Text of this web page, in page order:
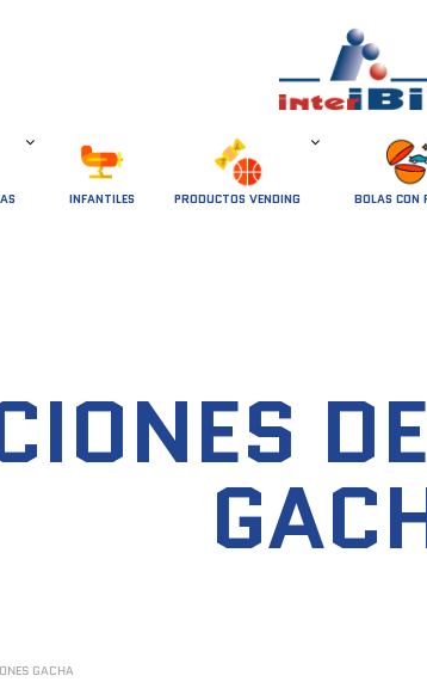
INFANTILES PRODUCTOS VENDING BOLAS CON
GACHA